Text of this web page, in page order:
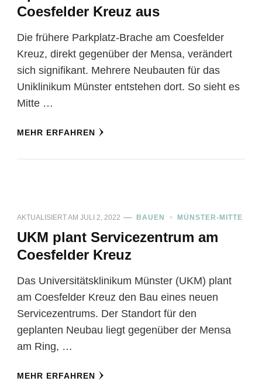
Coesfelder Kreuz aus
Die frühere Parkplatz-Brache am Coesfelder
Kreuz, direkt gegenüber der Mensa, verändert
sich signifikant. Mehrere Neubauten für das
Uniklinikum Münster entstehen dort. So sieht es
Mitte …
MEHR ERFAHREN
AKTUALISIERT AM JULI 2, 2022 BAUEN MÜNSTER-MITTE
UKM plant Servicezentrum am
Coesfelder Kreuz
Das Universitätsklinikum Münster (UKM) plant
am Coesfelder Kreuz den Bau eines neuen
Servicezentrums. Der Standort für den
geplanten Neubau liegt gegenüber der Mensa
am Ring, …
MEHR ERFAHREN